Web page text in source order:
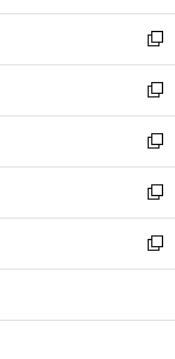
開
く
ウ
で
開
く
ン
ド
ウ
で
開
く
ウ
ィ
ン
ド
ウ
で
開
く
新
し
い
ウ
ィ
ン
ド
ウ
で
開
新
し
い
ウ
ィ
ン
ド
ウ
開
新
し
い
ウ
ィ
ン
ウ
新
し
い
ウ
ン
新
し
ウ